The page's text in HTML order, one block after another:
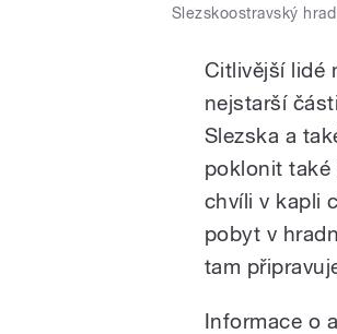
Slezskoostravský
Citlivější lidé
nejstarší
Slezska a
poklonit také
chvíli v kapli
pobyt v
tam
Informace o